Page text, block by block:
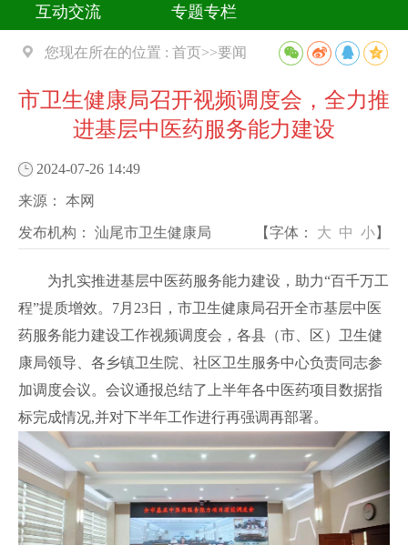
互动交流
专题专栏
您现在所在的位置 : 首页>>要闻
市卫生健康局召开视频调度会，全力推
进基层中医药服务能力建设
2024-07-26 14:49
来源： 本网
发布机构： 汕尾市卫生健康局 【字体： 大 中 小】
为扎实推进基层中医药服务能力建设，助力“百千万工
程”提质增效。7月23日，市卫生健康局召开全市基层中医
药服务能力建设工作视频调度会，各县（市、区）卫生健
康局领导、各乡镇卫生院、社区卫生服务中心负责同志参
加调度会议。会议通报总结了上半年各中医药项目数据指
标完成情况,并对下半年工作进行再强调再部署。